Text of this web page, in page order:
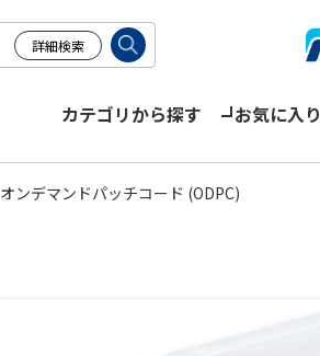
カテゴリから探す お気に入り
オンデマンドパッチコード (ODPC)